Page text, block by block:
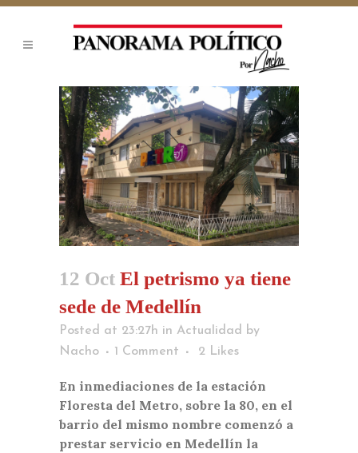
12 Oct El petrismo ya tiene
sede de Medellín
Posted at 23:27h in Actualidad
by
Nacho
1 Comment 2 Likes
En inmediaciones de la estación
Floresta del Metro, sobre la 80, en el
barrio del mismo nombre comenzó a
prestar servicio en Medellín la